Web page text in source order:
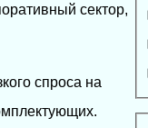
сектор,
спроса на